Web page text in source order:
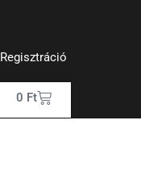
Regisztráció
0 Ft